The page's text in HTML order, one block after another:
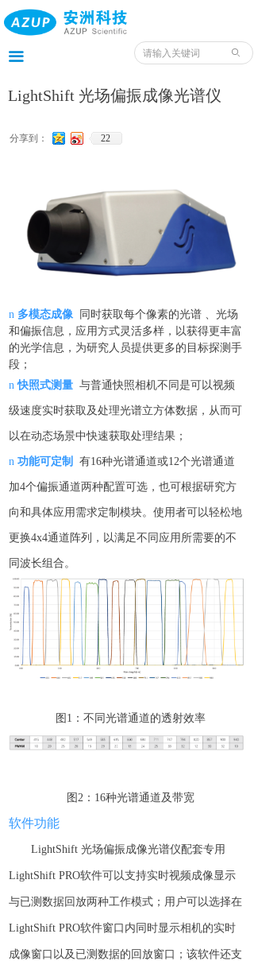
끀
首页
产品
服务
服务预约入口
ꄙ
LightShift 光场偏振成像光谱仪
n 多模态成像
同时获取每个像素的光谱 、光场
和偏振信息，应用方式灵活多样 ，以获得更丰富
的光学信息，为研究人员提供更多的 目标探测 手
段 ；
n快照式测量 与普通快照相机不同是可 以视频
级速度实时获取及处理光谱立方体数据， 从而可
以在动态场景中快速获取处理结果 ；
n 功能可定制 有16种光谱通道或12个光谱通道
加4个偏振通道两种配置可选 ，也可根据研究方
向和具体应用需求定制模块。 使用者可以轻松地
更换4x4通道阵列 ， 以满足不同 应用 所需要的不
同波长组合。
图 1 ：不同 光谱通道的透射效率
图 2 ： 16种光谱通道及带宽
软件功能
LightShift 光场偏振成像光谱仪配套专用
LightShift PRO软件可以支持实时视频成像显示
与已测 数据 回放两种工作模式 ； 用户可以选择在
LightShift PRO软件窗口内 同时显示相机的实时
成像窗口以及已测数据的回放窗口； 该软件还支
分享到： 22